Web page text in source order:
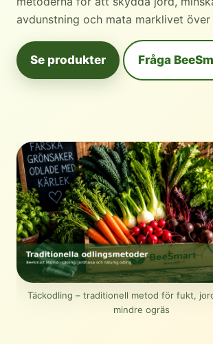
avdunstning och mata marklivet över
Se produkter Fråga
Täckodling – traditionell metod för fukt,
mindre ogräs